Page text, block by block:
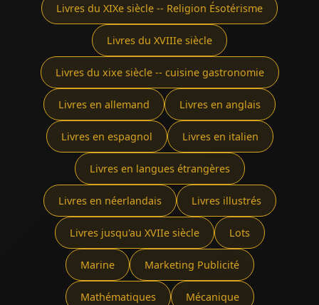
Livres du XIXe siècle -- Religion Ésotérisme
Livres du XVIIIe siècle
Livres du xixe siècle -- cuisine gastronomie
Livres en allemand Livres en anglais
Livres en espagnol Livres en italien
Livres en langues étrangères
Livres en néerlandais Livres illustrés
Livres jusqu'au XVIIe siècle Lots
Marine Marketing Publicité
Mathématiques Mécanique